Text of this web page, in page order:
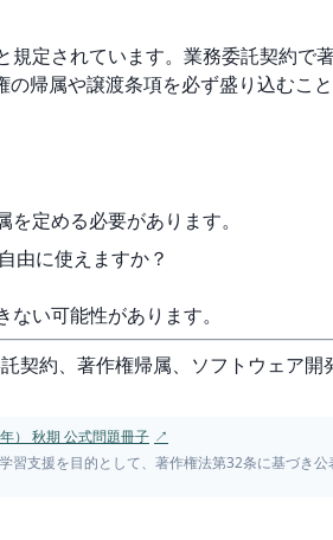
定されています。業務委託契約で
帰属や譲渡条項を必ず盛り込むこと
定める必要があります。
由に使えますか？
い可能性があります。
契約、著作権帰属、ソフトウェア開
） 秋期 公式問題冊子 ↗
支援を目的として、著作権法第32条に基づき公